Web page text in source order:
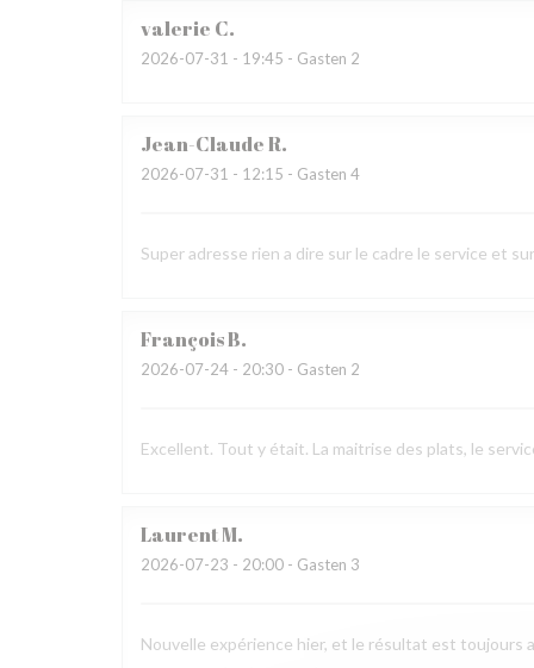
valerie C
2026-07-31 - 19:45 - Gasten 2
Jean-ClaudeR
2026-07-31 - 12:15 - Gasten 4
Super adresse rien a dire sur le cadre le service et
FrançoisB
2026-07-24 - 20:30 - Gasten 2
Excellent. Tout y était. La maitrise des plats, le
LaurentM
2026-07-23 - 20:00 - Gasten 3
Nouvelle expérience hier, et le résultat est toujours